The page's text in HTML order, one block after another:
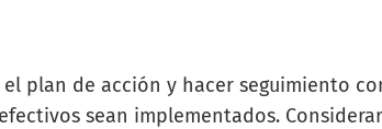
plan de acción y hacer seguimiento
sean implementados.